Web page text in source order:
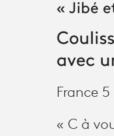
« Jibé
avec
France 5
« C à
cet article sur
cet article sur X